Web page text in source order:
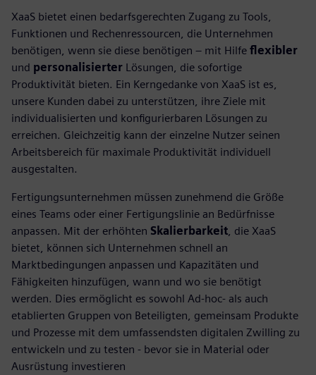
XaaS bietet einen bedarfsgerechten Zugang zu Tools,
Funktionen und Rechenressourcen, die Unternehmen
benötigen, wenn sie diese benötigen – mit Hilfe flexibler
und personalisierter Lösungen, die sofortige
Produktivität bieten. Ein Kerngedanke von XaaS ist es,
unsere Kunden dabei zu unterstützen, ihre Ziele mit
individualisierten und konfigurierbaren Lösungen zu
erreichen. Gleichzeitig kann der einzelne Nutzer seinen
Arbeitsbereich für maximale Produktivität individuell
ausgestalten.
Fertigungsunternehmen müssen zunehmend die Größe
eines Teams oder einer Fertigungslinie an Bedürfnisse
anpassen. Mit der erhöhten Skalierbarkeit , die XaaS
bietet, können sich Unternehmen schnell an
Marktbedingungen anpassen und Kapazitäten und
Fähigkeiten hinzufügen, wann und wo sie benötigt
werden. Dies ermöglicht es sowohl Ad-hoc- als auch
etablierten Gruppen von Beteiligten, gemeinsam Produkte
und Prozesse mit dem umfassendsten digitalen Zwilling zu
entwickeln und zu testen - bevor sie in Material oder
Ausrüstung investieren